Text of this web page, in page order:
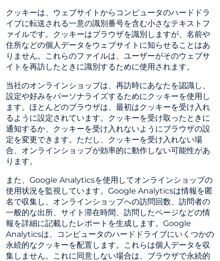
クッキーは、ウェブサイトからコンピュータのハードドラ
イブに転送される一意の識別番号を含む小さなテキストフ
ァイルです。クッキーはブラウザを識別しますが、名前や
住所などの個人データをウェブサイトに知らせることはあ
りません。これらのファイルは、ユーザーがそのウェブサ
イトを再訪したときに識別するために使用されます。
当社のオンラインショップは、再訪時にあなたを認識し、
設定や好みをパーソナライズするためにクッキーを使用し
ます。ほとんどのブラウザは、最初はクッキーを受け入れ
るように設定されています。クッキーを受け取ったときに
通知するか、クッキーを受け入れないようにブラウザの設
定を変更できます。ただし、クッキーを受け入れない場
合、オンラインショップが効率的に動作しない可能性があ
ります。
また、Google Analyticsを使用してオンラインショップの
使用状況を監視しています。Google Analyticsは情報を匿
名で収集し、オンラインショップへの訪問回数、訪問者の
一般的な出所、サイト滞在時間、訪問したページなどの情
報を詳細に記載したレポートを生成します。Google
Analyticsは、コンピュータのハードドライブにいくつかの
永続的なクッキーを配置します。これらは個人データを収
集しません。これに同意しない場合は、ブラウザで永続的